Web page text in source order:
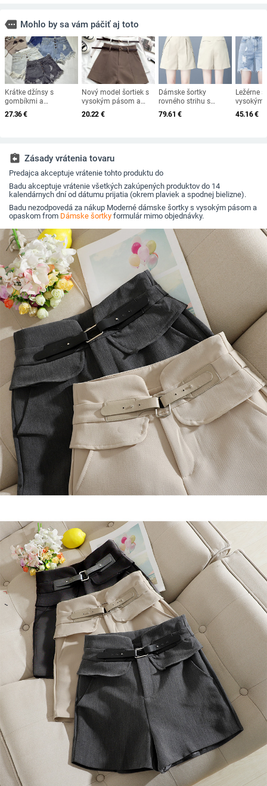
more Mohlo by sa vám páčiť aj toto
Krátke džínsy s
gombíkmi a
roztrhanými motívmi
27.36€
Nový model šortiek s
vysokým pásom a
vreckami
20.22 €
Dámske šortky
rovného strihu s
vysokým pásom
79.61 €
Ležérne
vysokým
45.16€
assignment_return Zásady vrátenia tovaru
Predajca akceptuje vrátenie tohto produktu do
Badu akceptuje vrátenie všetkých zakúpených produktov do 14
kalendárnych dní od dátumu prijatia (okrem plaviek a spodnej bielizne).
Badu nezodpovedá za nákup Moderné dámske šortky s vysokým pásom a
opaskom from Dámske šortky formulár mimo objednávky.